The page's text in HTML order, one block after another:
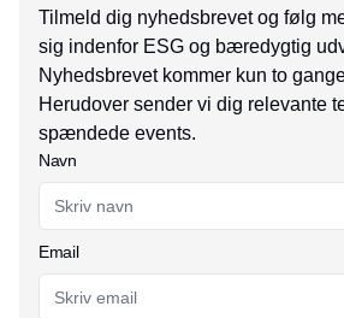
Tilmeld dig nyhedsbrevet og følg
sig indenfor ESG og bæredygtig
Nyhedsbrevet kommer kun to
Herudover sender vi dig relevante
spændede events.
Navn
Email